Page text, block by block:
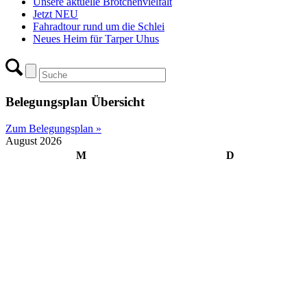
Jetzt NEU
Fahradtour rund um die Schlei
Neues Heim für Tarper Uhus
Belegungsplan Übersicht
Zum Belegungsplan »
August 2026
M
D